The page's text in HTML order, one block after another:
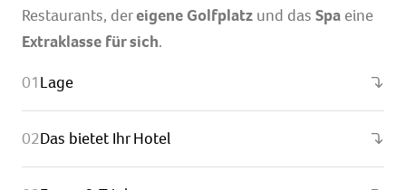
Restaurants, dereigene Golfplatz und das Spa eine
Extraklasse für sich.
Lage
Das bietet Ihr Hotel